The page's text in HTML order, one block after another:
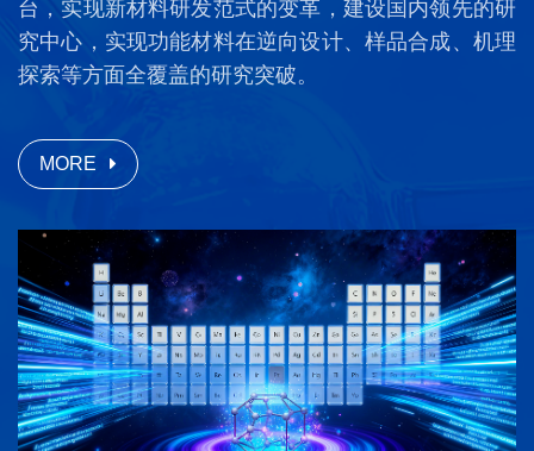
台，实现新材料研发范式的变革，建设国内领先的研
究中心，实现功能材料在逆向设计、样品合成、机理
探索等方面全覆盖的研究突破。
MORE